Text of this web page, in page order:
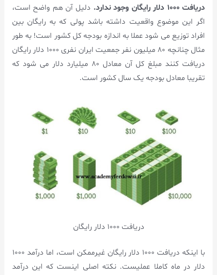
دریافت ۱۰۰۰ دلار رایگان وجود ندارد.
دلیل آن هم واضح است،
اگر این موضوع واقعیت داشته باشد پولی که به رایگان بین
افراد توزیع می شود عملا به اندازه بودجه کل کشور است! به طور
مثال چنانچه ۸۰ میلیون نفر جمعیت ایران نفری ۱۰۰۰ دلار رایگان
دریافت کنند مبلغ کل آن معادل ۸۰ میلیارد دلار می شود که
تقریبا معادل بودجه یک سال کشور است.
دریافت ۱۰۰۰ دلار رایگان
با اینکه دریافت ۱۰۰۰ دلار رایگان غیرممکن است، اما درآمد ۱۰۰۰
دلار در ماه کاملا عملیست. نکته اصلی اینست که این درآمد